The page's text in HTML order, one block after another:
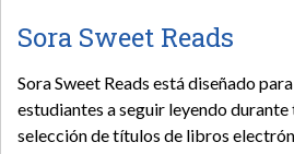
Sora Sweet Reads
Sora Sweet Reads está diseñado
estudiantes a seguir leyendo durante
selección de títulos de libros